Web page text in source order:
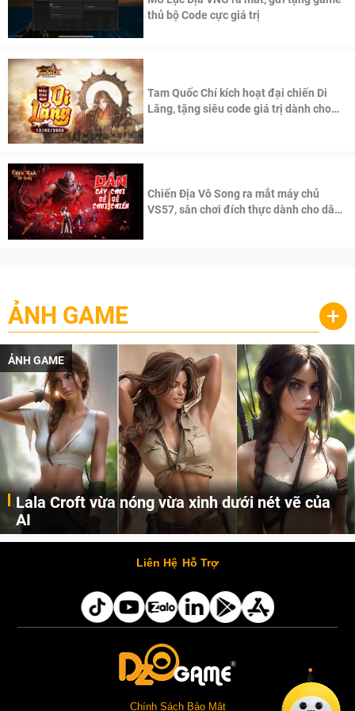
thủ bộ Code cực giá trị
Tam Quốc Chí kích hoạt đại chiến Di
Lăng, tặng siêu code giá trị dành cho
Chiến Địa Vô Song ra mắt máy chủ
VS57, sân chơi đích thực dành cho dân
ẢNH GAME +
ẢNH GAME
Lala Croft vừa nóng vừa xinh dưới nét vẽ của
AI
Cùng đến với những hình ảnh Lala Croft của Tomb Raider dưới nét vẽ của AI. Một cô nàng xinh đẹp, nóng bỏng nhưng cũng rắn rỏi và mạnh mẽ.
Liên Hệ Hỗ Trợ
Chính Sách Bảo Mật